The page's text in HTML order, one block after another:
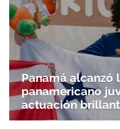
Panamá alcanzó
panamericano
actuación